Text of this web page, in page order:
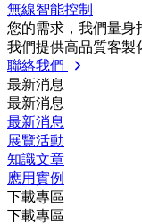
無線智能控制
您的需求，我們量⾝
我們提供⾼品質客製
聯絡我們
最新消息
最新消息
最新消息
展覽活動
知識⽂章
應⽤實例
下載專區
下載專區